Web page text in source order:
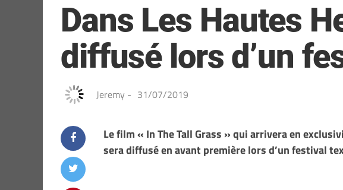
Dans Les Hautes
diffusé lors d’un
Jeremy - 31/07/2019
Le film « In The Tall Grass » qui arrivera en
sera diffusé en avant première lors d’un festival